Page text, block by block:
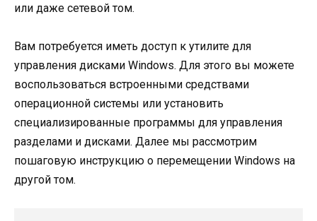
или даже сетевой том.
Вам потребуется иметь доступ к утилите для
управления дисками Windows. Для этого вы можете
воспользоваться встроенными средствами
операционной системы или установить
специализированные программы для управления
разделами и дисками. Далее мы рассмотрим
пошаговую инструкцию о перемещении Windows на
другой том.